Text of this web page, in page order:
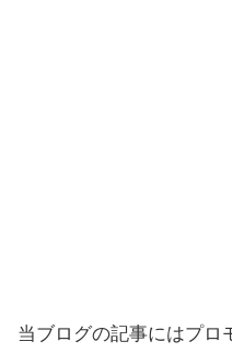
当ブログの記事にはプロ